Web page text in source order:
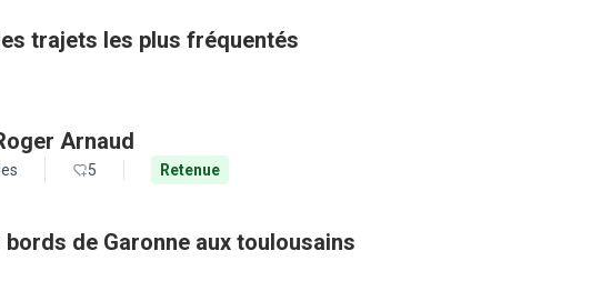
trajets les plus fréquentés
Arnaud
5 Retenue
de Garonne aux toulousains